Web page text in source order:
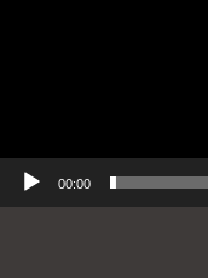
00:00